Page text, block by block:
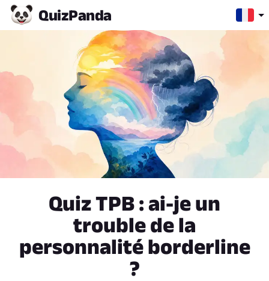
QuizPanda
Quiz TPB : ai-je un
trouble de la
personnalité borderline
?